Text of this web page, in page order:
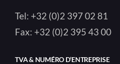
Tel: +32 (0)2 397 02 81
Fax: +32 (0)2 395 43 00
TVA & NUMÉRO D’ENTREPRISE